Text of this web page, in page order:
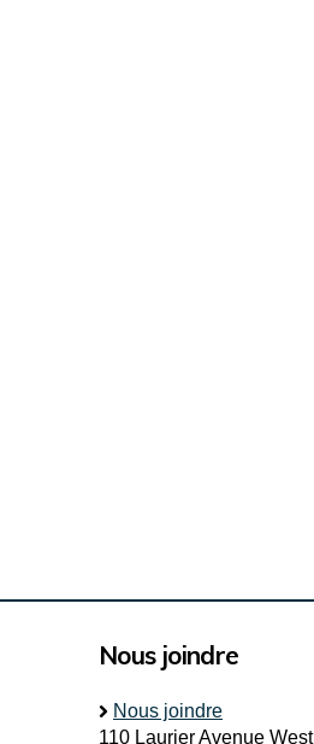
Nous joindre
Nous joindre
110 Laurier Avenue West